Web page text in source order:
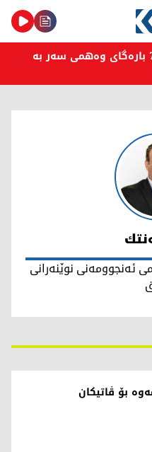
وەزارەتی ناوخۆی عێراق:71 بارەگای وەهمی سەر بە
ئەنجوومەنی نوێنەرانی
بۆ ڤاتیکان